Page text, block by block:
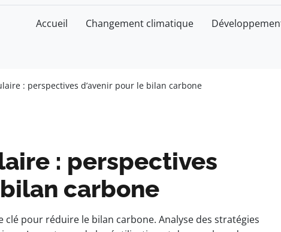
Accueil Changement climatique
: perspectives d’avenir pour le bilan carbone
: perspectives
carbone
clé pour réduire le bilan carbone. Analyse des stratégies